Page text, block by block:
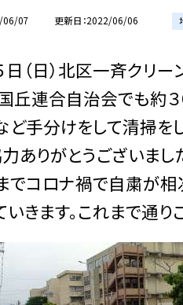
06/07 更新日 2022/06/06
（日）北区一斉クリー
丘連合自治会でも約３
ど手分けをして清掃を
ありがとうございまし
でコロナ禍で自粛が相
いきます。これまで通